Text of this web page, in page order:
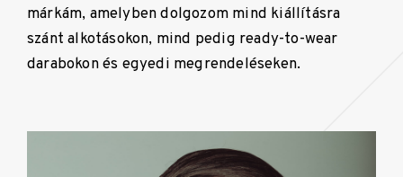
márkám, amelyben dolgozom mind kiállításra
szánt alkotásokon, mind pedig ready-to-wear
darabokon és egyedi megrendeléseken.